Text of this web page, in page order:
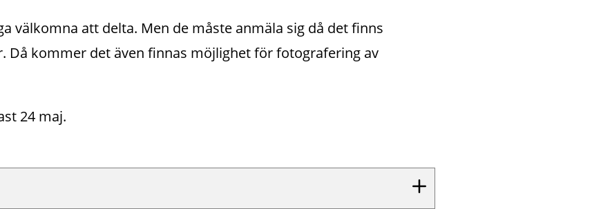
välkomna att delta. Men de måste anmäla sig då det finns
Då kommer det även finnas möjlighet för fotografering av
24 maj.